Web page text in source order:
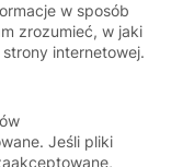
prywatności
w sposób
zrozumieć, w jaki
internetowej.
Jeśli pliki